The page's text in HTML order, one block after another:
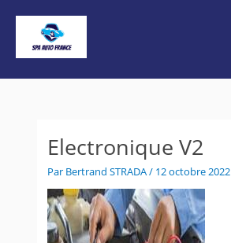
Electronique V2
Par Bertrand STRADA/ 12 octobre 2022